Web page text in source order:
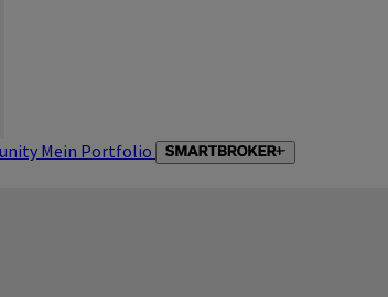
Mein Portfolio